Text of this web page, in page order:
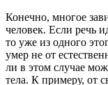
Конечно, многое
человек. Если речь
то уже из одного
умер не от
ли в этом случае
тела. К примеру, от